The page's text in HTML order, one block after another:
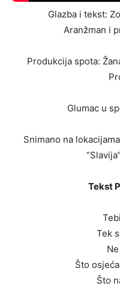
Glazba i tekst:
Aranžman i
Produkcija spota:
Glumac u
Snimano na
Tekst
Tek
Što
Što